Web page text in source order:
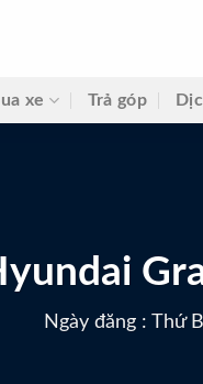
xe Trả góp
Ngày đăng : Thứ